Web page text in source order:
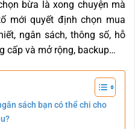
bừa là xong chuyện mà
mới quyết định chọn mua
ngân sách, thông số, hỗ
cấp và mở rộng, backup…
sách bạn có thể chi cho